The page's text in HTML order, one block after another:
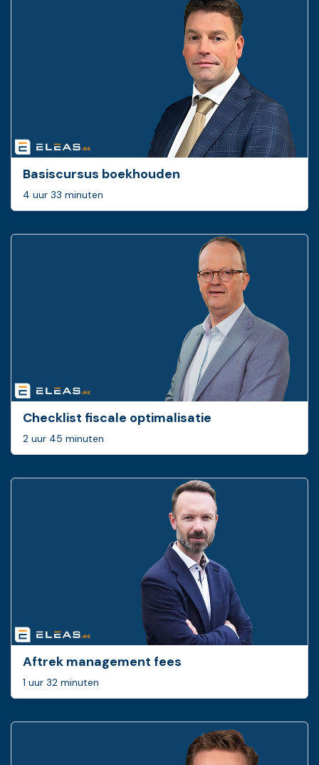
Basiscursus boekhouden
4 uur 33 minuten
Checklist fiscale optimalisatie
2 uur 45 minuten
Aftrek management fees
1 uur 32 minuten